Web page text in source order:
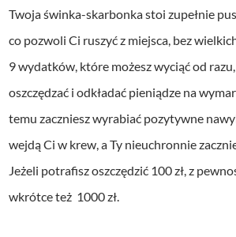
Twoja świnka-skarbonka stoi zupełnie
co pozwoli Ci ruszyć z miejsca, bez
9 wydatków, które możesz wyciąć od razu,
oszczędzać i odkładać pieniądze na
temu zaczniesz wyrabiać pozytywne
wejdą Ci w krew, a Ty nieuchronnie
Jeżeli potrafisz oszczędzić 100 zł, z
wkrótce też 1000 zł.